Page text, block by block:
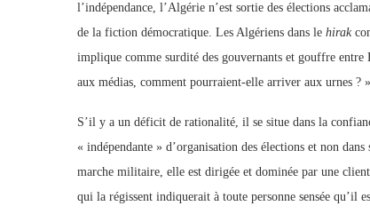
l’indépendance, l’Algérie n’est sortie des élections
de la fiction démocratique. Les Algériens dans le hirak
implique comme surdité des gouvernants et gouffre entre
aux médias, comment pourraient-elle arriver aux urnes ? »
S’il y a un déficit de rationalité, il se situe dans la
« indépendante » d’organisation des élections et non
marche militaire, elle est dirigée et dominée par une
qui la régissent indiquerait à toute personne sensée qu’il